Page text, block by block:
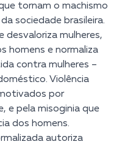
tornam o machismo
sociedade brasileira.
desvaloriza mulheres,
homens e normaliza
contra mulheres –
Violência
por
e pela misoginia que
dos homens.
autoriza